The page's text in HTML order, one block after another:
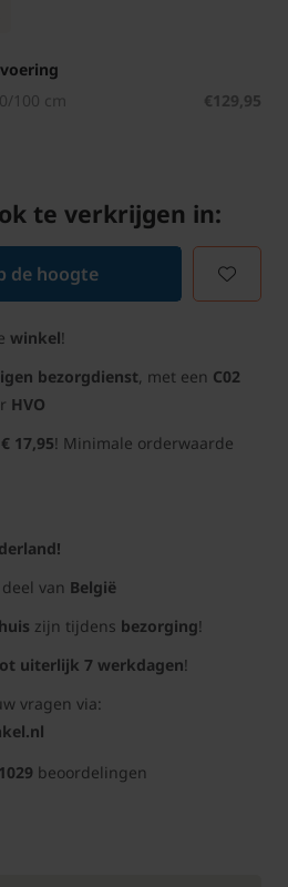
100 cm
€129,95
te verkrijgen in:
de hoogte
winkel!
bezorgdienst, met een C02
HVO
17,95! Minimale orderwaarde
van België
zijn tijdens bezorging!
uiterlijk 7 werkdagen!
vragen via:
beoordelingen